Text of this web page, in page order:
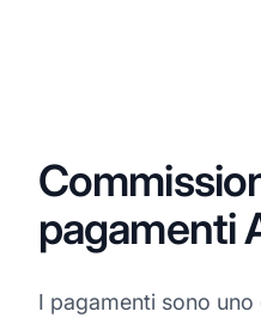
pagamenti
I pagamenti sono